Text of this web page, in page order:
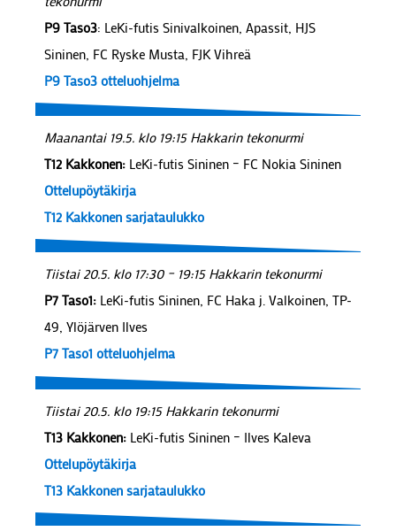
P9 Taso3: LeKi-futis Sinivalkoinen, Apassit, HJS
Sininen, FC Ryske Musta, FJK Vihreä
P9 Taso3 otteluohjelma
Maanantai 19.5. klo 19:15 Hakkarin tekonurmi
T12 Kakkonen: LeKi-futis Sininen – FC Nokia Sininen
Ottelupöytäkirja
T12 Kakkonen sarjataulukko
Tiistai 20.5. klo 17:30 – 19:15 Hakkarin tekonurmi
P7 Taso1: LeKi-futis Sininen, FC Haka j. Valkoinen, TP-
49, Ylöjärven Ilves
P7 Taso1 otteluohjelma
Tiistai 20.5. klo 19:15 Hakkarin tekonurmi
T13 Kakkonen: LeKi-futis Sininen – Ilves Kaleva
Ottelupöytäkirja
T13 Kakkonen sarjataulukko